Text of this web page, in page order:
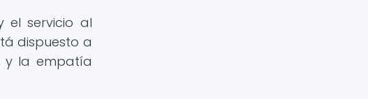
el servicio al
dispuesto a
y la empatía